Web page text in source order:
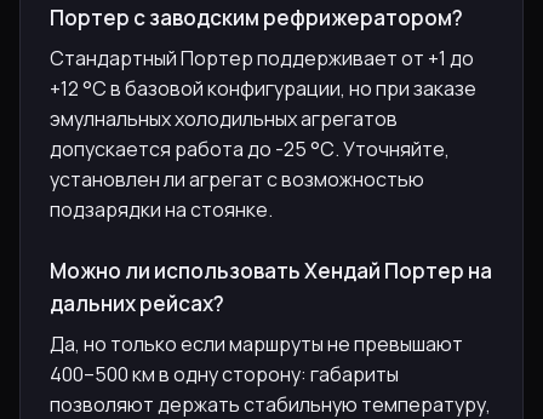
Портер с заводским рефрижератором?
Стандартный Портер поддерживает от +1 до
+12 °С в базовой конфигурации, но при заказе
эмулнальных холодильных агрегатов
допускается работа до -25 °С. Уточняйте,
установлен ли агрегат с возможностью
подзарядки на стоянке.
Можно ли использовать Хендай Портер на
дальних рейсах?
Да, но только если маршруты не превышают
400–500 км в одну сторону: габариты
позволяют держать стабильную температуру,